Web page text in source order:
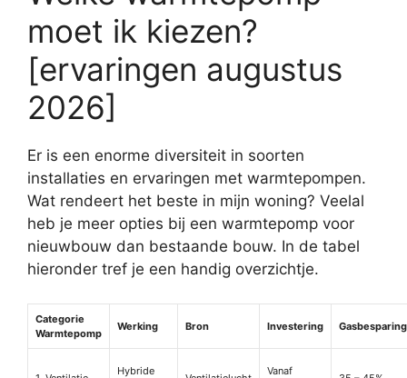
moet ik kiezen?
[ervaringen augustus
2026]
Er is een enorme diversiteit in soorten
installaties en ervaringen met warmtepompen.
Wat rendeert het beste in mijn woning? Veelal
heb je meer opties bij een warmtepomp voor
nieuwbouw dan bestaande bouw. In de tabel
hieronder tref je een handig overzichtje.
Categorie
Warmtepomp
Werking Bron Investering Gasbesparing
Hybride
Vanaf